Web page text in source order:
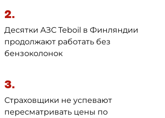
2.
Десятки АЗС Teboil в Финляндии
продолжают работать без
бензоколонок
3.
Страховщики не успевают
пересматривать цены по